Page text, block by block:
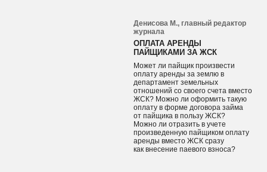
Денисова М., главный редактор
журнала
ОПЛАТА АРЕНДЫ
ПАЙЩИКАМИ ЗА ЖСК
Может ли пайщик произвести
оплату аренды за землю в
департамент земельных
отношений со своего счета вместо
ЖСК? Можно ли оформить такую
оплату в форме договора займа
от пайщика в пользу ЖСК?
Можно ли отразить в учете
произведенную пайщиком оплату
аренды вместо ЖСК сразу
как внесение паевого взноса?